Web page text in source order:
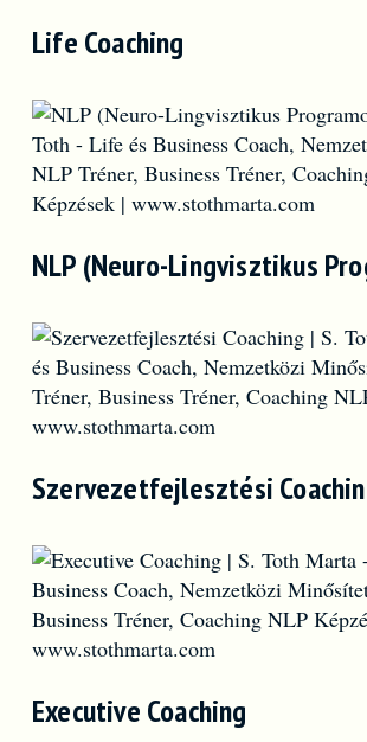
Life Coaching
NLP (Neuro-Lingvisztikus
Szervezetfejlesztési
Executive Coaching